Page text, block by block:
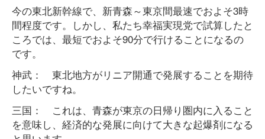
今の東北新幹線で、新青森～東京間最速でおよそ3時
間程度です。しかし、私たち幸福実現党で試算したと
ころでは、最短でおよそ90分で行けることになるの
です。
神武： 東北地方がリニア開通で発展することを期待
したいですね。
三国： これは、青森が東京の日帰り圏内に入ること
を意味し、経済的な発展に向けて大きな起爆剤になる